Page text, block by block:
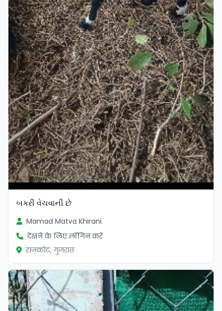
બકરી વેચવાની છે
Mamad Matva Khirani
देखने के लिए लॉगिन करें
राजकोट, गुजरात